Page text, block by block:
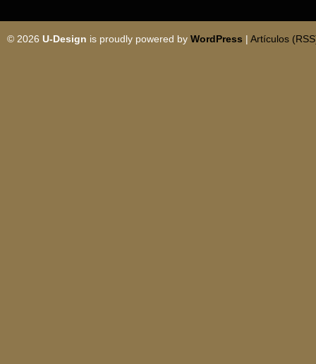
© 2026 U-Design is proudly powered by WordPress | Artículos